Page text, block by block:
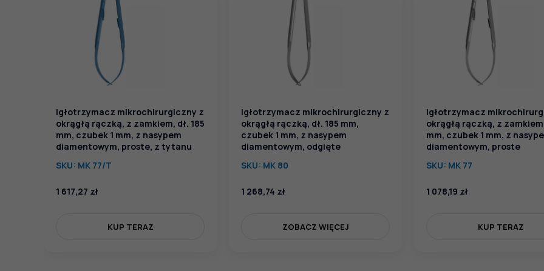
Igłotrzymacz mikrochirurgiczny z
okrągłą rączką, z zamkiem, dł. 185
mm, czubek 1 mm, z nasypem
diamentowym, proste, z tytanu
SKU: MK 77/T
1 617,27 zł
KUP TERAZ
Igłotrzymacz mikrochirurgiczny z
okrągłą rączką, dł. 185 mm,
czubek 1 mm, z nasypem
diamentowym, odgięte
SKU: MK 80
1 268,74 zł
ZOBACZ WIĘCEJ
Igłotrzymacz
okrągłą rączką, z zamkiem,
mm, czubek 1 mm, z
diamentowym, proste
SKU: MK 77
1 078,19 zł
KUP TERAZ